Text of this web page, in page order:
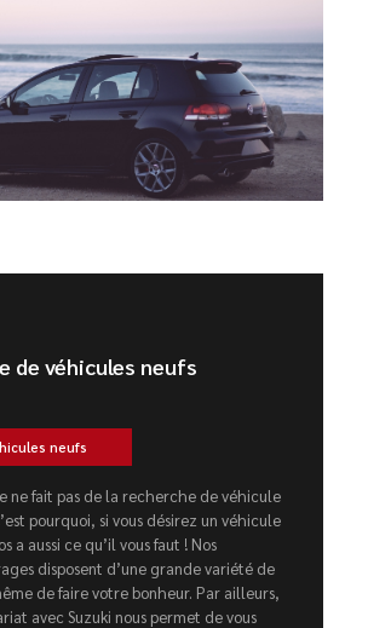
de véhicules neufs
neufs
ne fait pas de la recherche de véhicule
pourquoi, si vous désirez un véhicule
a aussi ce qu’il vous faut ! Nos
disposent d’une grande variété de
de faire votre bonheur. Par ailleurs,
avec Suzuki nous permet de vous